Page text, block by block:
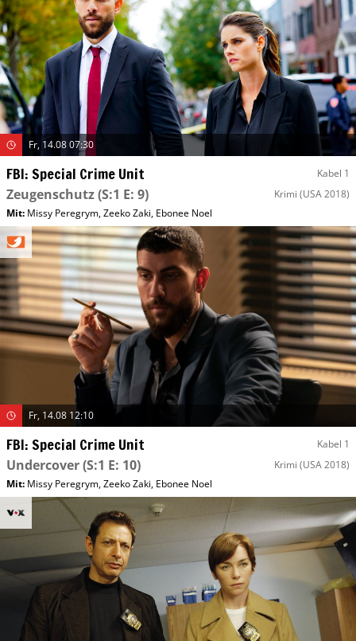
Fr, 14.08 07:30
FBI: Special Crime Unit Kabel 1
Zeugenschutz(S:1 E: 9) Krimi (USA 2018)
Mit: Missy Peregrym,Zeeko Zaki, Ebonee Noel
Fr, 14.08 12:10
FBI: Special Crime Unit Kabel 1
Undercover(S:1 E: 10) Krimi (USA 2018)
Mit: Missy Peregrym,Zeeko Zaki, Ebonee Noel